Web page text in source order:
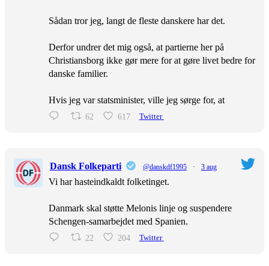
Sådan tror jeg, langt de fleste danskere har det.
Derfor undrer det mig også, at partierne her på
Christiansborg ikke gør mere for at gøre livet bedre for
danske familier.
Hvis jeg var statsminister, ville jeg sørge for, at
62 617 Twitter
Dansk Folkeparti @danskdf1995 · 3 aug
Vi har hasteindkaldt folketinget.
Danmark skal støtte Melonis linje og suspendere
Schengen-samarbejdet med Spanien.
22 204 Twitter